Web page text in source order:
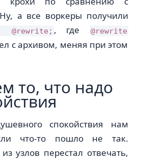
а все воркеры получили
, где @rewrite
с архивом, меняя при этом
то, что надо
спокойствия нам
что-то пошло не так.
узлов перестал отвечать,